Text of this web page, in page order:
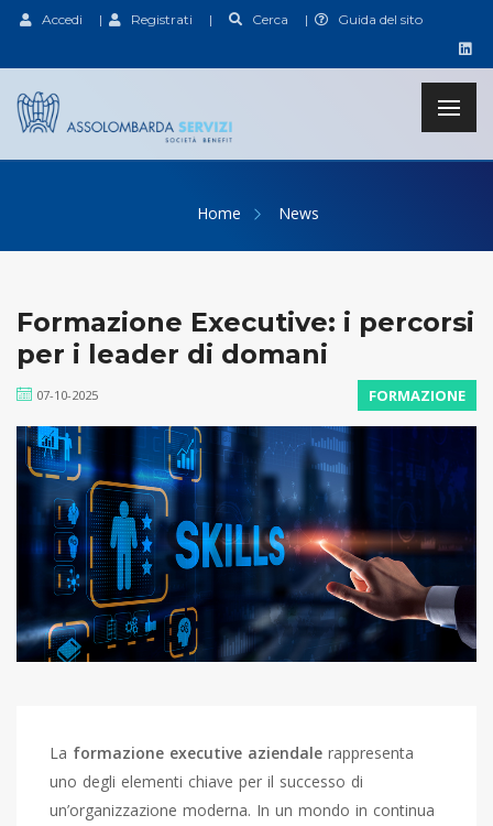
Accedi | Registrati | Cerca | Guida del sito
Home News
Formazione Executive: i percorsi
per i leader di domani
07-10-2025 FORMAZIONE
La formazione executive aziendale rappresenta
uno degli elementi chiave per il successo di
un’organizzazione moderna. In un mondo in continua